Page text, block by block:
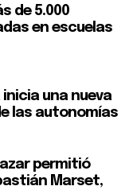
de 5.000
en escuelas
una nueva
las autonomías
permitió
Marset,